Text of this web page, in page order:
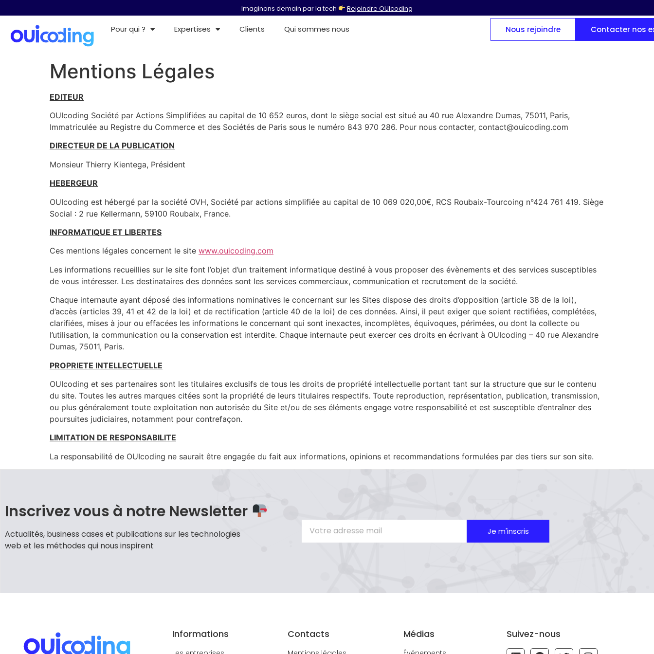
Imaginons demain par la tech Rejoindre OUIcoding
Pour qui ? Expertises Clients Qui sommes nous Nous rejoindre Contacter nos
Mentions Légales
EDITEUR
OUIcoding Société par Actions Simplifiées au capital de 10 652 euros, dont le siège social est situé au 40 rue Alexandre Dumas, 75011, Paris,
Immatriculée au Registre du Commerce et des Sociétés de Paris sous le numéro 843 970 286. Pour nous contacter, contact@ouicoding.com
DIRECTEUR DE LA PUBLICATION
Monsieur Thierry Kientega, Président
HEBERGEUR
OUIcoding est hébergé par la société OVH, Société par actions simplifiée au capital de 10 069 020,00€, RCS Roubaix-Tourcoing n°424 761 419. Siège
Social : 2 rue Kellermann, 59100 Roubaix, France.
INFORMATIQUE ET LIBERTES
Ces mentions légales concernent le site www.ouicoding.com
Les informations recueillies sur le site font l’objet d’un traitement informatique destiné à vous proposer des évènements et des services susceptibles
de vous intéresser. Les destinataires des données sont les services commerciaux, communication et recrutement de la société.
Chaque internaute ayant déposé des informations nominatives le concernant sur les Sites dispose des droits d’opposition (article 38 de la loi),
d’accès (articles 39, 41 et 42 de la loi) et de rectification (article 40 de la loi) de ces données. Ainsi, il peut exiger que soient rectifiées, complétées,
clarifiées, mises à jour ou effacées les informations le concernant qui sont inexactes, incomplètes, équivoques, périmées, ou dont la collecte ou
l’utilisation, la communication ou la conservation est interdite. Chaque internaute peut exercer ces droits en écrivant à OUIcoding – 40 rue Alexandre
Dumas, 75011, Paris.
PROPRIETE INTELLECTUELLE
OUIcoding et ses partenaires sont les titulaires exclusifs de tous les droits de propriété intellectuelle portant tant sur la structure que sur le contenu
du site. Toutes les autres marques citées sont la propriété de leurs titulaires respectifs. Toute reproduction, représentation, publication, transmission,
ou plus généralement toute exploitation non autorisée du Site et/ou de ses éléments engage votre responsabilité et est susceptible d’entraîner des
poursuites judiciaires, notamment pour contrefaçon.
LIMITATION DE RESPONSABILITE
La responsabilité de OUIcoding ne saurait être engagée du fait aux informations, opinions et recommandations formulées par des tiers sur son site.
Inscrivez vous à notre Newsletter
Actualités, business cases et publications sur les technologies
web et les méthodes qui nous inspirent
Je m'inscris
Informations Contacts Médias Suivez-nous